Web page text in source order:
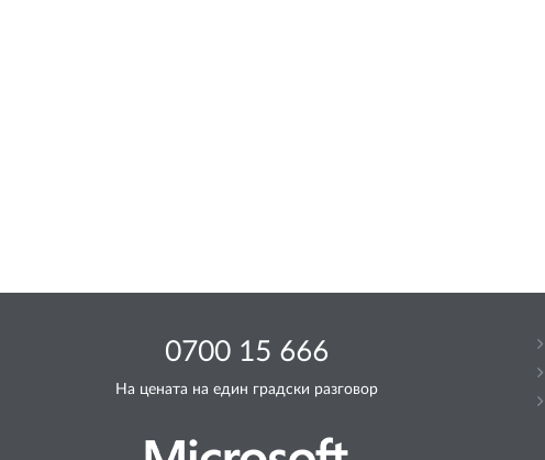
0700 15 666
На цената на един градски разговор